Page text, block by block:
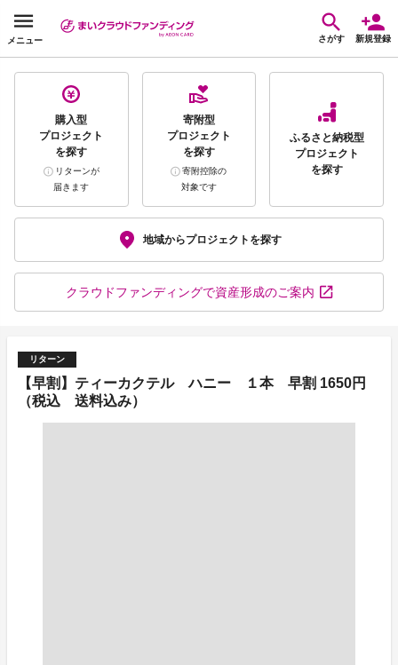
メニュー さがす 新規登録
購入型
プロジェクト
を探す
リターンが
届きます
寄附型
プロジェクト
を探す
寄附控除の
対象です
ふるさと納税型
プロジェクト
を探す
地域からプロジェクトを探す
クラウドファンディングで資産形成のご案内
リターン
【早割】ティーカクテル ハニー １本 早割 1650円
（税込 送料込み）